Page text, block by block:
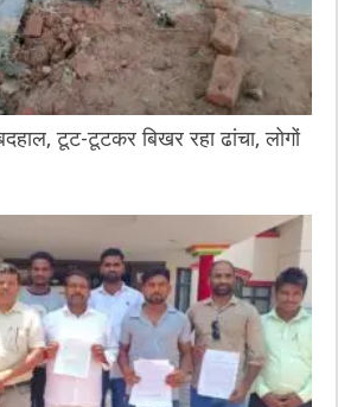
टूट-टूटकर बिखर रहा ढांचा, लोगों